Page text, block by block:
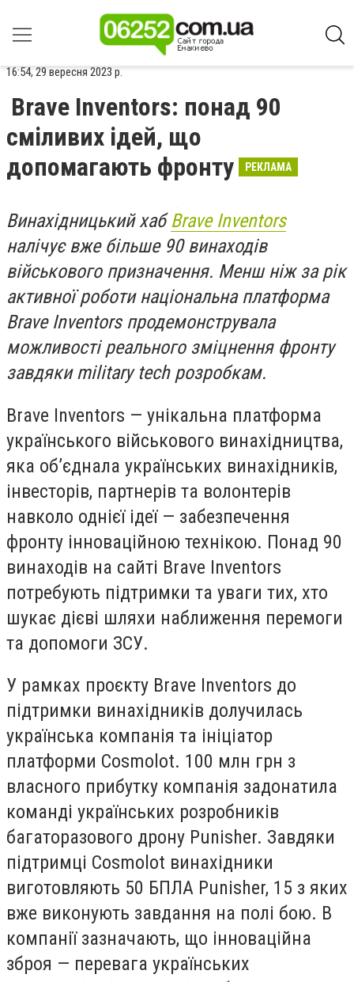
16:54, 29 вересня 2023 р.
Brave Inventors: понад 90
сміливих ідей, що
допомагають фронту
РЕКЛАМА
Винахідницький хабBrave Inventors
налічує вже більше 90 винаходів
військового призначення. Менш ніж за рік
активної роботи національна платформа
Brave Inventors продемонструвала
можливості реального зміцнення фронту
завдяки military tech розробкам.
Brave Inventors — унікальна платформа
українського військового винахідництва,
яка об’єднала українських винахідників,
інвесторів, партнерів та волонтерів
навколо однієї ідеї — забезпечення
фронту інноваційною технікою. Понад 90
винаходів на сайті Brave Inventors
потребують підтримки та уваги тих, хто
шукає дієві шляхи наближення перемоги
та допомоги ЗСУ.
У рамках проєкту Brave Inventors до
підтримки винахідників долучилась
українська компанія та ініціатор
платформи Cosmolot. 100 млн грн з
власного прибутку компанія задонатила
команді українських розробників
багаторазового дрону Punisher. Завдяки
підтримці Cosmolot винахідники
виготовляють 50 БПЛА Punisher, 15 з яких
вже виконують завдання на полі бою. В
компанії зазначають, що інноваційна
зброя — перевага українських